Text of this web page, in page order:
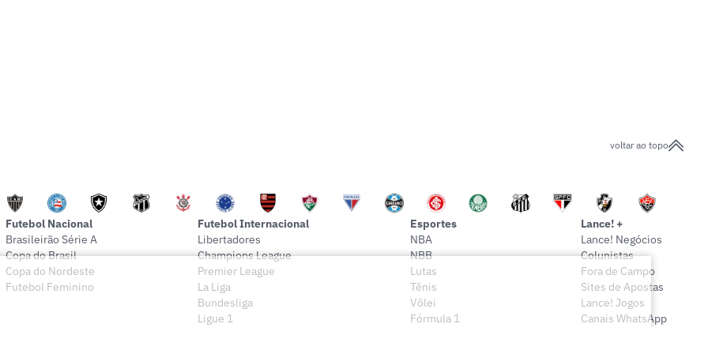
voltar ao topo
Futebol Nacional
Brasileirão Série A
Copa do Brasil
Copa do Nordeste
Futebol Feminino
Futebol Internacional
Libertadores
Champions League
Premier League
La Liga
Bundesliga
Ligue 1
Esportes
NBA
NBB
Lutas
Tênis
Vôlei
Fórmula 1
Lance! +
Lance! Negócios
Colunistas
Fora de Campo
Sites de Apostas
Lance! Jogos
Canais WhatsApp